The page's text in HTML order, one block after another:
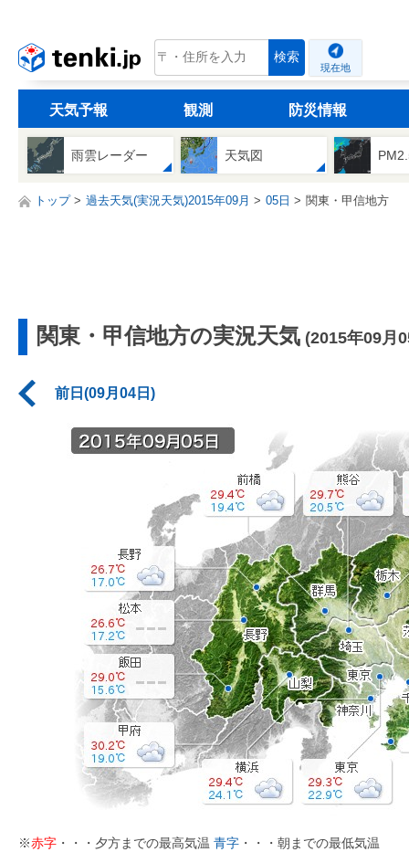
tenki.jp 検索
現在地
天気予報 観測 防災情報
雨雲レーダー 天気図
トップ 過去天気(実況天気)2015年09月 05日 関東・甲信地方
関東・甲信地方の実況天気 (2015年09月
前日(09月04日)
※赤字 ・・・夕方までの最高気温 青字 ・・・朝までの最低気温